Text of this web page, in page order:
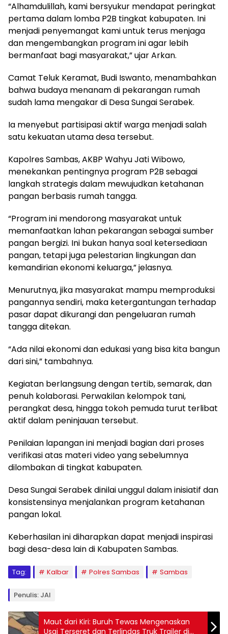
“Alhamdulillah, kami bersyukur mendapat peringkat
pertama dalam lomba P2B tingkat kabupaten. Ini
menjadi penyemangat kami untuk terus menjaga
dan mengembangkan program ini agar lebih
bermanfaat bagi masyarakat,” ujar Arkan.
Camat Teluk Keramat, Budi Iswanto, menambahkan
bahwa budaya menanam di pekarangan rumah
sudah lama mengakar di Desa Sungai Serabek.
Ia menyebut partisipasi aktif warga menjadi salah
satu kekuatan utama desa tersebut.
Kapolres Sambas, AKBP Wahyu Jati Wibowo,
menekankan pentingnya program P2B sebagai
langkah strategis dalam mewujudkan ketahanan
pangan berbasis rumah tangga.
“Program ini mendorong masyarakat untuk
memanfaatkan lahan pekarangan sebagai sumber
pangan bergizi. Ini bukan hanya soal ketersediaan
pangan, tetapi juga pelestarian lingkungan dan
kemandirian ekonomi keluarga,” jelasnya.
Menurutnya, jika masyarakat mampu memproduksi
pangannya sendiri, maka ketergantungan terhadap
pasar dapat dikurangi dan pengeluaran rumah
tangga ditekan.
“Ada nilai ekonomi dan edukasi yang bisa kita bangun
dari sini,” tambahnya.
Kegiatan berlangsung dengan tertib, semarak, dan
penuh kolaborasi. Perwakilan kelompok tani,
perangkat desa, hingga tokoh pemuda turut terlibat
aktif dalam peninjauan tersebut.
Penilaian lapangan ini menjadi bagian dari proses
verifikasi atas materi video yang sebelumnya
dilombakan di tingkat kabupaten.
Desa Sungai Serabek dinilai unggul dalam inisiatif dan
konsistensinya menjalankan program ketahanan
pangan lokal.
Keberhasilan ini diharapkan dapat menjadi inspirasi
bagi desa-desa lain di Kabupaten Sambas.
Tag: Kalbar Polres Sambas Sambas
Penulis: JAI
Maut dari Kiri: Buruh Tewas Mengenaskan
Usai Terseret dan Terlindas Truk Trailer di